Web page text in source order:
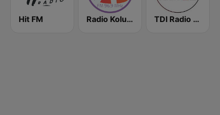
Hit FM Radio Kolubara TDI Radio 91.8 FM